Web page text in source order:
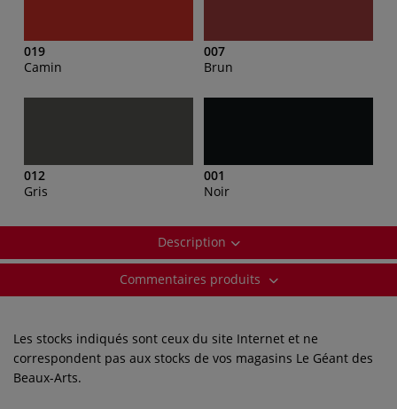
019
Camin
007
Brun
012
Gris
001
Noir
Description
Commentaires produits
Les stocks indiqués sont ceux du site Internet et ne
correspondent pas aux stocks de vos magasins Le Géant des
Beaux-Arts.